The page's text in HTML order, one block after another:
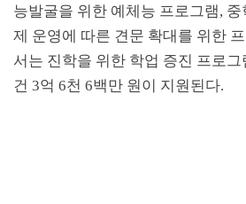
능발굴을 위한 예체능 프로그램, 중
제 운영에 따른 견문 확대를 위한
서는 진학을 위한 학업 증진 프로그
건 3억 6천 6백만 원이 지원된다.